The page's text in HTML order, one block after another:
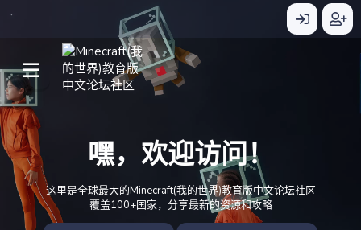
嘿，欢迎访问！
这里是全球最大的Minecraft(我的世界)教育版中文论坛社区
覆盖100+国家，分享最新的资源和攻略